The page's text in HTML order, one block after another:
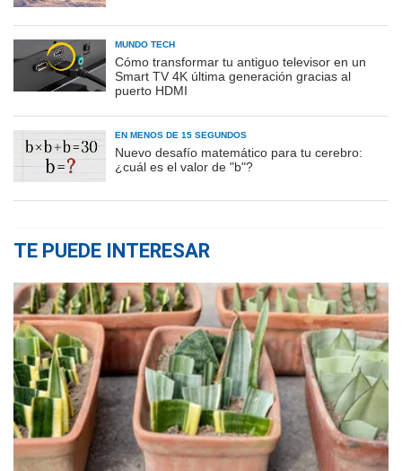
MUNDO TECH
Cómo transformar tu antiguo televisor en un
Smart TV 4K última generación gracias al
puerto HDMI
EN MENOS DE 15 SEGUNDOS
Nuevo desafío matemático para tu cerebro:
¿cuál es el valor de "b"?
TE PUEDE INTERESAR